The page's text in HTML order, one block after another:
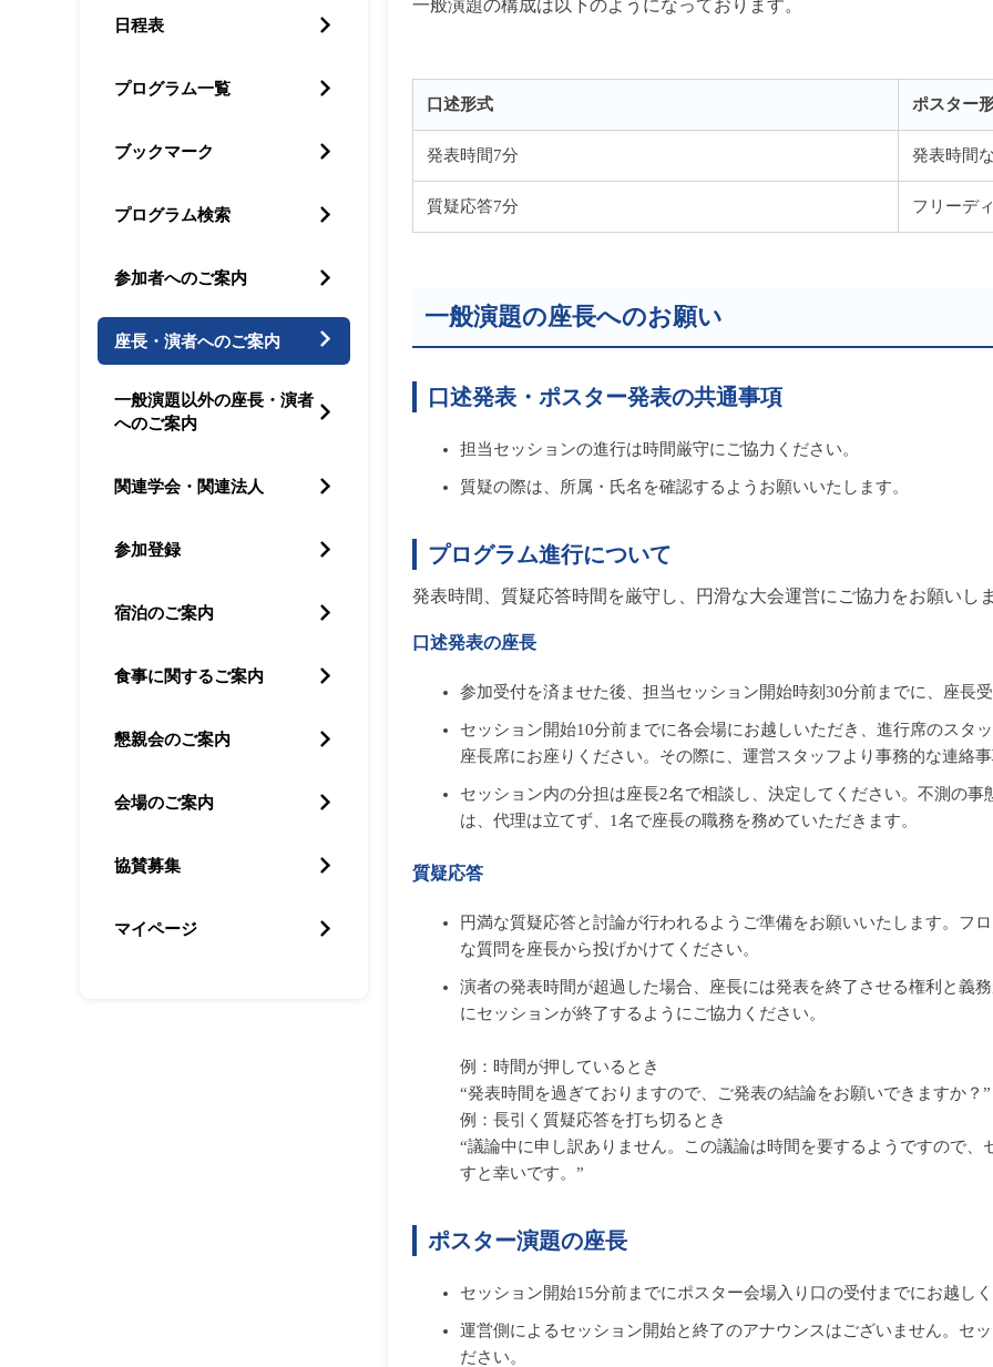
日程表
プログラム一覧
ブックマーク
プログラム検索
参加者へのご案内
座長・演者へのご案内
一般演題以外の座長・演者
へのご案内
関連学会・関連法人
参加登録
宿泊のご案内
食事に関するご案内
懇親会のご案内
会場のご案内
協賛募集
マイページ
一般演題の構成は以下のようになっております。
口述形式 ポスター
発表時間7分 発表時間
質疑応答7分 フリーデ
一般演題の座長へのお願い
口述発表・ポスター発表の共通事項
担当セッションの進行は時間厳守にご協力ください。
質疑の際は、所属・氏名を確認するようお願いいたします。
プログラム進行について
発表時間、質疑応答時間を厳守し、円滑な大会運営にご協力をお願いしま
口述発表の座長
参加受付を済ませた後、担当セッション開始時刻30分前までに、座長
セッション開始10分前までに各会場にお越しいただき、進行席のスタ
座長席にお座りください。その際に、運営スタッフより事務的な連絡事
セッション内の分担は座長2名で相談し、決定してください。不測の
は、代理は立てず、1名で座長の職務を務めていただきます。
質疑応答
円満な質疑応答と討論が行われるようご準備をお願いいたします。フ
な質問を座長から投げかけてください。
演者の発表時間が超過した場合、座長には発表を終了させる権利と義
にセッションが終了するようにご協力ください。
例：時間が押しているとき
“発表時間を過ぎておりますので、ご発表の結論をお願いできますか？”
例：長引く質疑応答を打ち切るとき
“議論中に申し訳ありません。この議論は時間を要するようですので
すと幸いです。”
ポスター演題の座長
セッション開始15分前までにポスター会場入り口の受付までにお越しく
運営側によるセッション開始と終了のアナウンスはございません。セ
ださい。